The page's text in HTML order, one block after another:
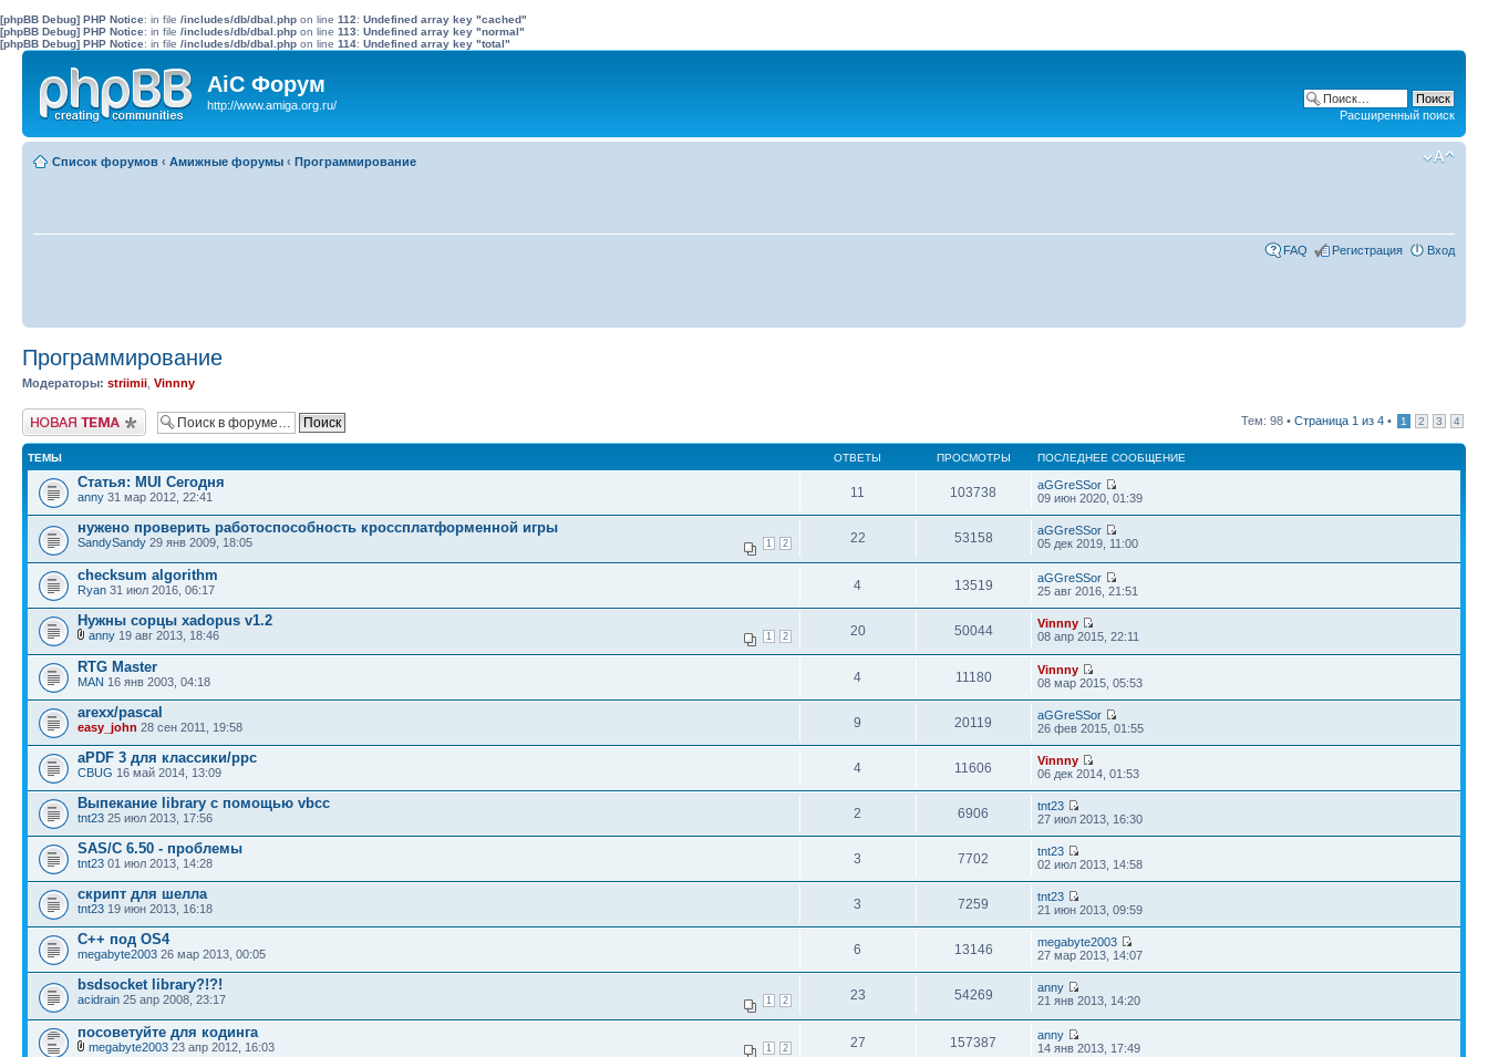
[phpBB Debug] PHP Notice: in file /includes/db/dbal.php on line 112: Undefined array key "cached"
[phpBB Debug] PHP Notice: in file /includes/db/dbal.php on line 113: Undefined array key "normal"
[phpBB Debug] PHP Notice: in file /includes/db/dbal.php on line 114: Undefined array key "total"
AiC Форум
http://www.amiga.org.ru/
Расширенный поиск
Список форумов ‹ Амижные форумы ‹ Программирование
FAQ Регистрация Вход
Программирование
Модераторы: striimii Vinnny
Новая тема Тем: 98 • Страница 1 из 4 • 1 2 3 4
ТЕМЫ ОТВЕТЫ ПРОСМОТРЫ ПОСЛЕДНЕЕ СООБЩЕНИЕ
Статья: MUI Сегодня
anny 31 мар 2012, 22:41 11 103738
aGGreSSor
09 июн 2020, 01:39
нужено проверить работоспособность кроссплатформенной игры
1 2
SandySandy 29 янв 2009, 18:05 22 53158
aGGreSSor
05 дек 2019, 11:00
checksum algorithm
Ryan 31 июл 2016, 06:17 4 13519
aGGreSSor
25 авг 2016, 21:51
Нужны сорцы xadopus v1.2
1 2
anny 19 авг 2013, 18:46 20 50044
Vinnny
08 апр 2015, 22:11
RTG Master
MAN 16 янв 2003, 04:18 4 11180
Vinnny
08 мар 2015, 05:53
arexx/pascal
easy_john 28 сен 2011, 19:58 9 20119
aGGreSSor
26 фев 2015, 01:55
aPDF 3 для классики/ppc
CBUG 16 май 2014, 13:09 4 11606
Vinnny
06 дек 2014, 01:53
Выпекание library с помощью vbcc
tnt23 25 июл 2013, 17:56 2 6906
tnt23
27 июл 2013, 16:30
SAS/C 6.50 - проблемы
tnt23 01 июл 2013, 14:28 3 7702
tnt23
02 июл 2013, 14:58
скрипт для шелла
tnt23 19 июн 2013, 16:18 3 7259
tnt23
21 июн 2013, 09:59
C++ под OS4
megabyte2003 26 мар 2013, 00:05 6 13146
megabyte2003
27 мар 2013, 14:07
bsdsocket library?!?!
1 2
acidrain 25 апр 2008, 23:17 23 54269
anny
21 янв 2013, 14:20
посоветуйте для кодинга
1 2
megabyte2003 23 апр 2012, 16:03 27 157387
anny
14 янв 2013, 17:49